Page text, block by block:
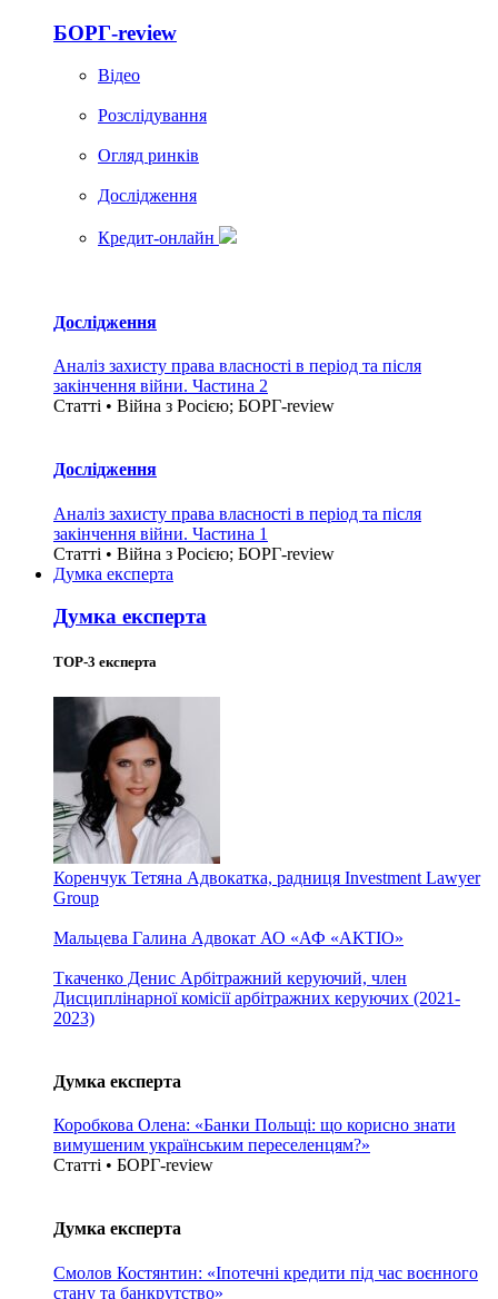
БОРГ-review
Вiдео
Розслідування
Огляд ринків
Дослідження
Кредит-онлайн
Дослідження
Аналіз захисту права власності в період та після
закінчення війни. Частина 2
Статті • Війна з Росією; БОРГ-review
Дослідження
Аналіз захисту права власності в період та після
закінчення війни. Частина 1
Статті • Війна з Росією; БОРГ-review
Думка експерта
Думка експерта
TOP-3 експерта
Коренчук Тетяна Адвокатка, радниця Investment Lawyer
Group
Мальцева Галина Адвокат АО «АФ «АКТІО»
Ткаченко Денис Арбітражний керуючий, член
Дисциплінарної комісії арбітражних керуючих (2021-
2023)
Думка експерта
Коробкова Олена: «Банки Польщі: що корисно знати
вимушеним українським переселенцям?»
Статті • БОРГ-review
Думка експерта
Смолов Костянтин: «Іпотечні кредити під час воєнного
стану та банкрутство»